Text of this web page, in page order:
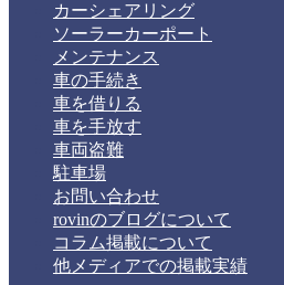
カーシェアリング
ソーラーカーポート
メンテナンス
車の手続き
車を借りる
車を手放す
車両盗難
駐車場
お問い合わせ
rovinのブログについて
コラム掲載について
他メディアでの掲載実績